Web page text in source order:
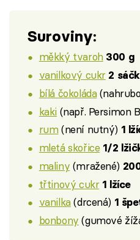
Suroviny:
měkký tvaroh 300 g
vanilkový cukr 2
bílá čokoláda
kaki (např. Persimon
rum(není nutný) 1
mletá skořice 1/2
maliny (mražené)
třtinový cukr 1 lžíce
vanilka(drcená) 1
bonbony (gumové